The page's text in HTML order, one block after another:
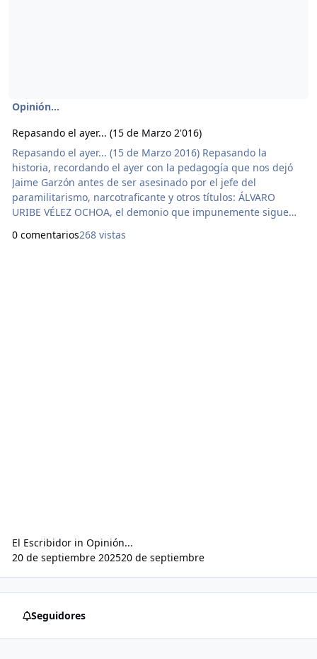
Opinión...
Repasando el ayer... (15 de Marzo 2'016)
Repasando el ayer... (15 de Marzo 2016) Repasando la
historia, recordando el ayer con la pedagogía que nos dejó
Jaime Garzón antes de ser asesinado por el jefe del
paramilitarismo, narcotraficante y otros títulos: ÁLVARO
URIBE VÉLEZ OCHOA, el demonio que impunemente sigue
mismo y lo mismo, y el pueblo no despierta y sigue dormido
0 comentarios268 vistas
El Escribidorin Opinión...
20 de septiembre 202520 de septiembre
Seguidores